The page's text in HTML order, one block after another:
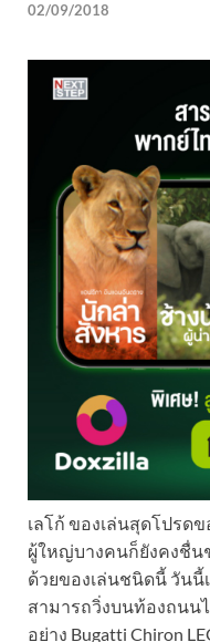
02/09/2018
เลโก้ ของเล่นสุดโปรด
ผู้ใหญ่บางคนก็ยังคงชื่น
ด้วยของเล่นชนิดนี้ วันนี้
สามารถวิ่งบนท้องถนนไ
อย่าง Bugatti Chiron